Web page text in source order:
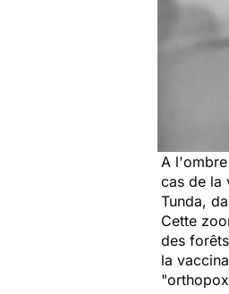
A
cas de la
Tunda,
Cette
des
la